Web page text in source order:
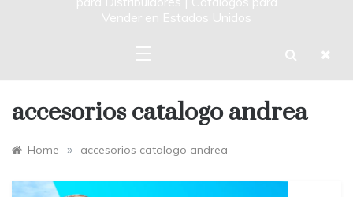
Vender en Estados Unidos
accesorios catalogo andrea
Home » accesorios catalogo andrea